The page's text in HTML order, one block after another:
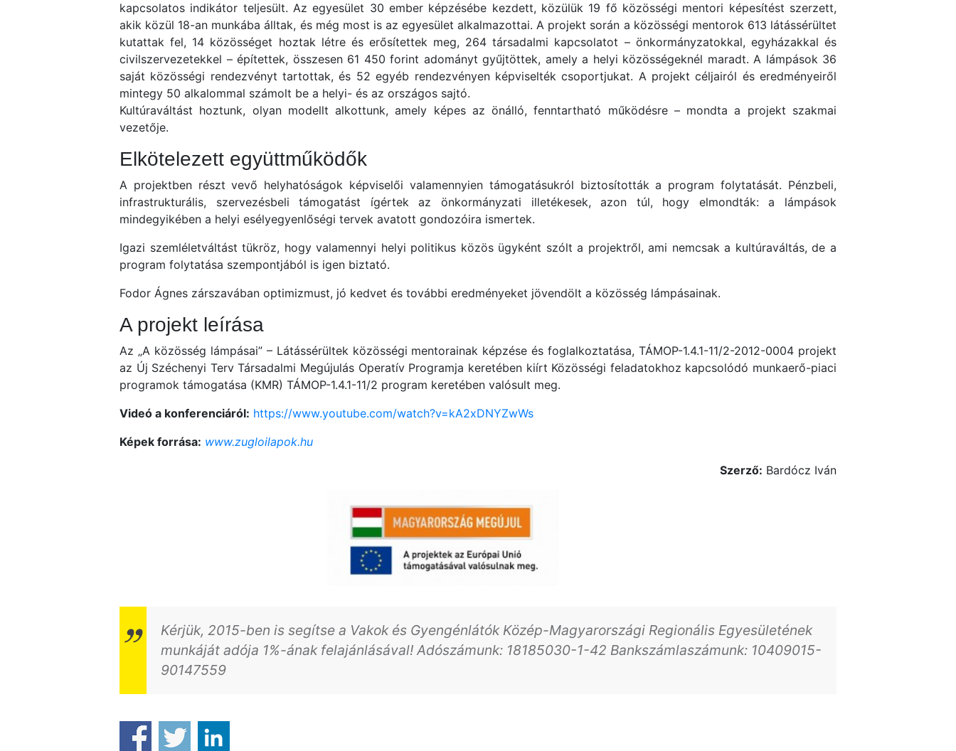
kapcsolatos indikátor teljesült. Az egyesület 30 ember képzésébe kezdett, közülük 19 fő közösségi mentori képesítést szerzett,
akik közül 18-an munkába álltak, és még most is az egyesület alkalmazottai. A projekt során a közösségi mentorok 613 látássérültet
kutattak fel, 14 közösséget hoztak létre és erősítettek meg, 264 társadalmi kapcsolatot – önkormányzatokkal, egyházakkal és
civilszervezetekkel – építettek, összesen 61 450 forint adományt gyűjtöttek, amely a helyi közösségeknél maradt. A lámpások 36
saját közösségi rendezvényt tartottak, és 52 egyéb rendezvényen képviselték csoportjukat. A projekt céljairól és eredményeiről
mintegy 50 alkalommal számolt be a helyi- és az országos sajtó.
Kultúraváltást hoztunk, olyan modellt alkottunk, amely képes az önálló, fenntartható működésre – mondta a projekt szakmai
vezetője.
Elkötelezett együttműködők
A projektben részt vevő helyhatóságok képviselői valamennyien támogatásukról biztosították a program folytatását. Pénzbeli,
infrastrukturális, szervezésbeli támogatást ígértek az önkormányzati illetékesek, azon túl, hogy elmondták: a lámpások
mindegyikében a helyi esélyegyenlőségi tervek avatott gondozóira ismertek.
Igazi szemléletváltást tükröz, hogy valamennyi helyi politikus közös ügyként szólt a projektről, ami nemcsak a kultúraváltás, de a
program folytatása szempontjából is igen biztató.
Fodor Ágnes zárszavában optimizmust, jó kedvet és további eredményeket jövendölt a közösség lámpásainak.
A projekt leírása
Az „A közösség lámpásai” – Látássérültek közösségi mentorainak képzése és foglalkoztatása, TÁMOP-1.4.1-11/2-2012-0004 projekt
az Új Széchenyi Terv Társadalmi Megújulás Operatív Programja keretében kiírt Közösségi feladatokhoz kapcsolódó munkaerő-piaci
programok támogatása (KMR) TÁMOP-1.4.1-11/2 program keretében valósult meg.
Videó a konferenciáról: https://www.youtube.com/watch?v=kA2xDNYZwWs
Képek forrása: www.zugloilapok.hu
Szerző: Bardócz Iván
Kérjük, 2015-ben is segítse a Vakok és Gyengénlátók Közép-Magyarországi Regionális Egyesületének
munkáját adója 1%-ának felajánlásával! Adószámunk: 18185030-1-42 Bankszámlaszámunk: 10409015-
90147559